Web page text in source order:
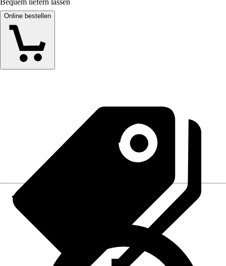
Bequem liefern lassen
Online bestellen